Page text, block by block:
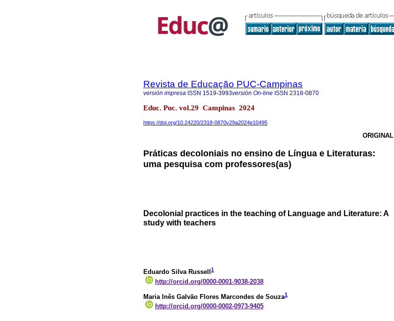
Revista de Educação PUC-Campinas
versión impresa ISSN 1519-3993versión On-line ISSN 2318-0870
Educ. Puc. vol.29 Campinas 2024
https://doi.org/10.24220/2318-0870v29a2024e10495
ORIGINAL
Práticas decoloniais no ensino de Língua e Literaturas:
uma pesquisa com professores(as)
Decolonial practices in the teaching of Language and Literature: A
study with teachers
Eduardo Silva Russell 1
http://orcid.org/0000-0001-9038-2038
Maria Inês Galvão Flores Marcondes de Souza1
http://orcid.org/0000-0002-0973-9405